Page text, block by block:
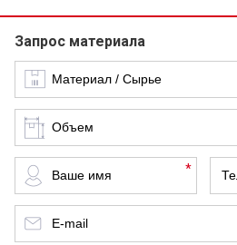
Запрос материала
*